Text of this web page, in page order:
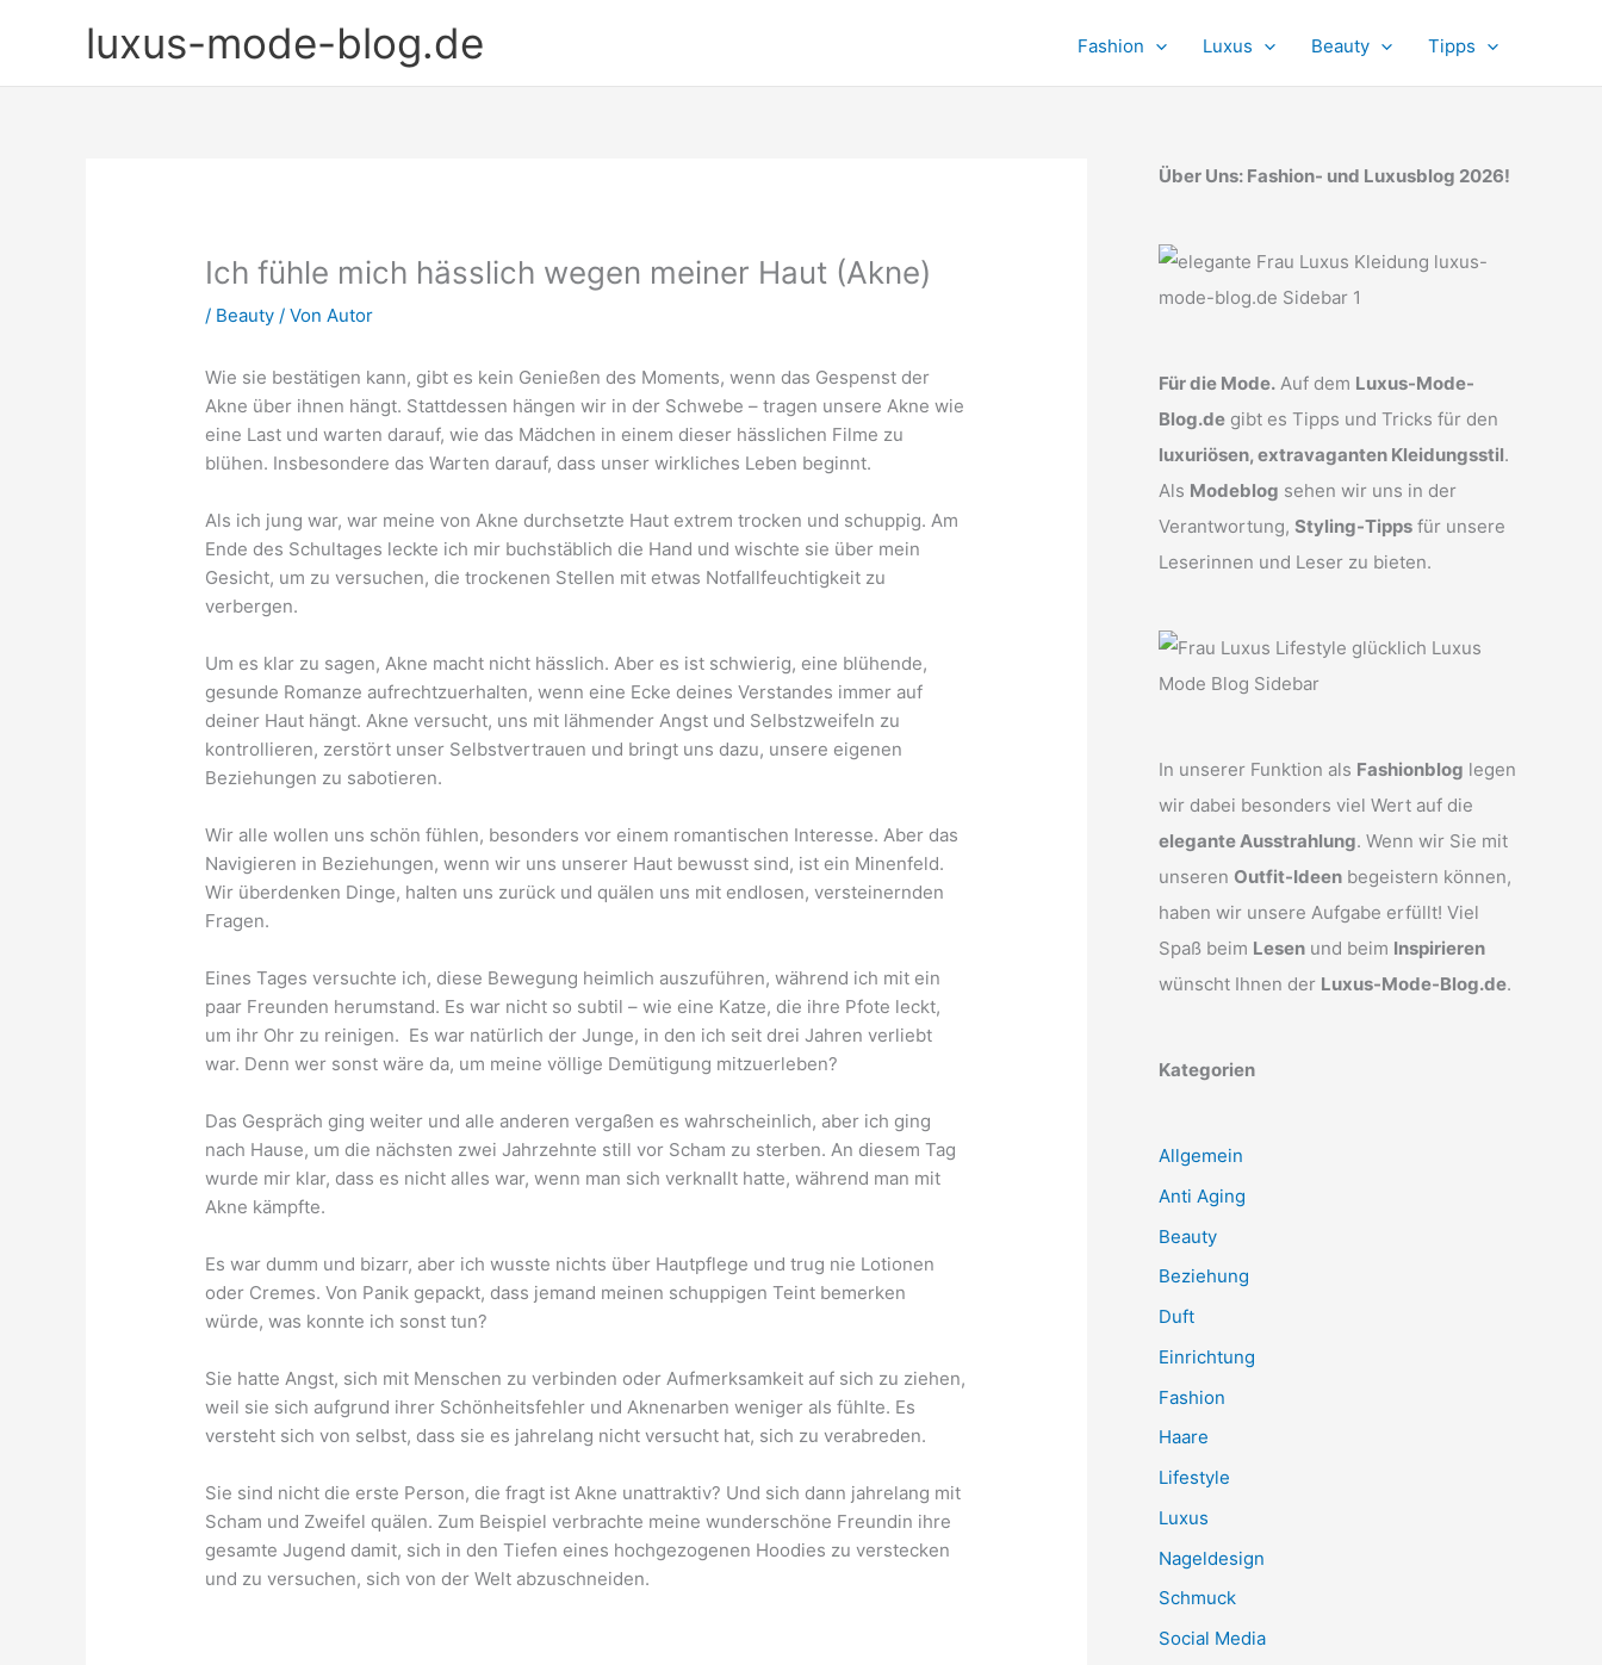
luxus-mode-blog.de Fashion Luxus Beauty Tipps
Ich fühle mich hässlich wegen meiner Haut (Akne)
/ Beauty / VonAutor
Wie sie bestätigen kann, gibt es kein Genießen des Moments, wenn das Gespenst der
Akne über ihnen hängt. Stattdessen hängen wir in der Schwebe – tragen unsere Akne wie
eine Last und warten darauf, wie das Mädchen in einem dieser hässlichen Filme zu
blühen. Insbesondere das Warten darauf, dass unser wirkliches Leben beginnt.
Als ich jung war, war meine von Akne durchsetzte Haut extrem trocken und schuppig. Am
Ende des Schultages leckte ich mir buchstäblich die Hand und wischte sie über mein
Gesicht, um zu versuchen, die trockenen Stellen mit etwas Notfallfeuchtigkeit zu
verbergen.
Um es klar zu sagen, Akne macht nicht hässlich. Aber es ist schwierig, eine blühende,
gesunde Romanze aufrechtzuerhalten, wenn eine Ecke deines Verstandes immer auf
deiner Haut hängt. Akne versucht, uns mit lähmender Angst und Selbstzweifeln zu
kontrollieren, zerstört unser Selbstvertrauen und bringt uns dazu, unsere eigenen
Beziehungen zu sabotieren.
Wir alle wollen uns schön fühlen, besonders vor einem romantischen Interesse. Aber das
Navigieren in Beziehungen, wenn wir uns unserer Haut bewusst sind, ist ein Minenfeld.
Wir überdenken Dinge, halten uns zurück und quälen uns mit endlosen, versteinernden
Fragen.
Eines Tages versuchte ich, diese Bewegung heimlich auszuführen, während ich mit ein
paar Freunden herumstand. Es war nicht so subtil – wie eine Katze, die ihre Pfote leckt,
um ihr Ohr zu reinigen. Es war natürlich der Junge, in den ich seit drei Jahren verliebt
war. Denn wer sonst wäre da, um meine völlige Demütigung mitzuerleben?
Das Gespräch ging weiter und alle anderen vergaßen es wahrscheinlich, aber ich ging
nach Hause, um die nächsten zwei Jahrzehnte still vor Scham zu sterben. An diesem Tag
wurde mir klar, dass es nicht alles war, wenn man sich verknallt hatte, während man mit
Akne kämpfte.
Es war dumm und bizarr, aber ich wusste nichts über Hautpflege und trug nie Lotionen
oder Cremes. Von Panik gepackt, dass jemand meinen schuppigen Teint bemerken
würde, was konnte ich sonst tun?
Sie hatte Angst, sich mit Menschen zu verbinden oder Aufmerksamkeit auf sich zu ziehen,
weil sie sich aufgrund ihrer Schönheitsfehler und Aknenarben weniger als fühlte. Es
versteht sich von selbst, dass sie es jahrelang nicht versucht hat, sich zu verabreden.
Sie sind nicht die erste Person, die fragt ist Akne unattraktiv? Und sich dann jahrelang mit
Scham und Zweifel quälen. Zum Beispiel verbrachte meine wunderschöne Freundin ihre
gesamte Jugend damit, sich in den Tiefen eines hochgezogenen Hoodies zu verstecken
und zu versuchen, sich von der Welt abzuschneiden.
Über Uns: Fashion- und Luxusblog 2026!
Für die Mode. Auf dem Luxus-Mode-
Blog.de gibt es Tipps und Tricks für den
luxuriösen, extravaganten Kleidungsstil.
Als Modeblog sehen wir uns in der
Verantwortung, Styling-Tipps für unsere
Leserinnen und Leser zu bieten.
In unserer Funktion als Fashionblog legen
wir dabei besonders viel Wert auf die
elegante Ausstrahlung. Wenn wir Sie mit
unseren Outfit-Ideen begeistern können,
haben wir unsere Aufgabe erfüllt! Viel
Spaß beim Lesen und beim Inspirieren
wünscht Ihnen der Luxus-Mode-Blog.de.
Kategorien
Allgemein
Anti Aging
Beauty
Beziehung
Duft
Einrichtung
Fashion
Haare
Lifestyle
Luxus
Nageldesign
Schmuck
Social Media